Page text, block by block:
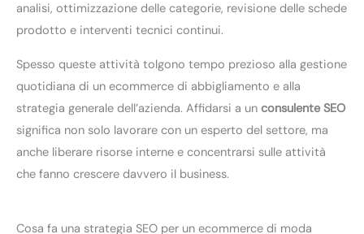
analisi, ottimizzazione delle categorie, revisione delle schede
prodotto e interventi tecnici continui.
Spesso queste attività tolgono tempo prezioso alla gestione
quotidiana di un ecommerce di abbigliamento e alla
strategia generale dell’azienda. Affidarsi a un consulente SEO
significa non solo lavorare con un esperto del settore, ma
anche liberare risorse interne e concentrarsi sulle attività
che fanno crescere davvero il business.
Cosa fa una strategia SEO per un ecommerce di moda